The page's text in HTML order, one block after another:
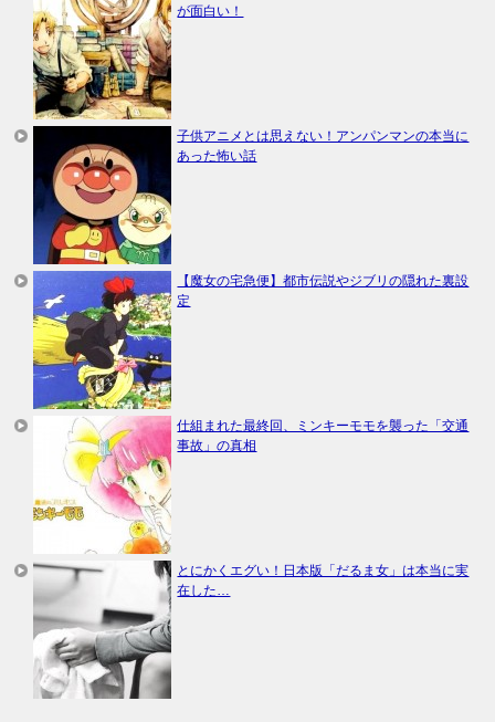
が面白い！
子供アニメとは思えない！アンパンマンの本当に
あった怖い話
【魔女の宅急便】都市伝説やジブリの隠れた裏設
定
仕組まれた最終回、ミンキーモモを襲った「交通
事故」の真相
とにかくエグい！日本版「だるま女」は本当に実
在した…